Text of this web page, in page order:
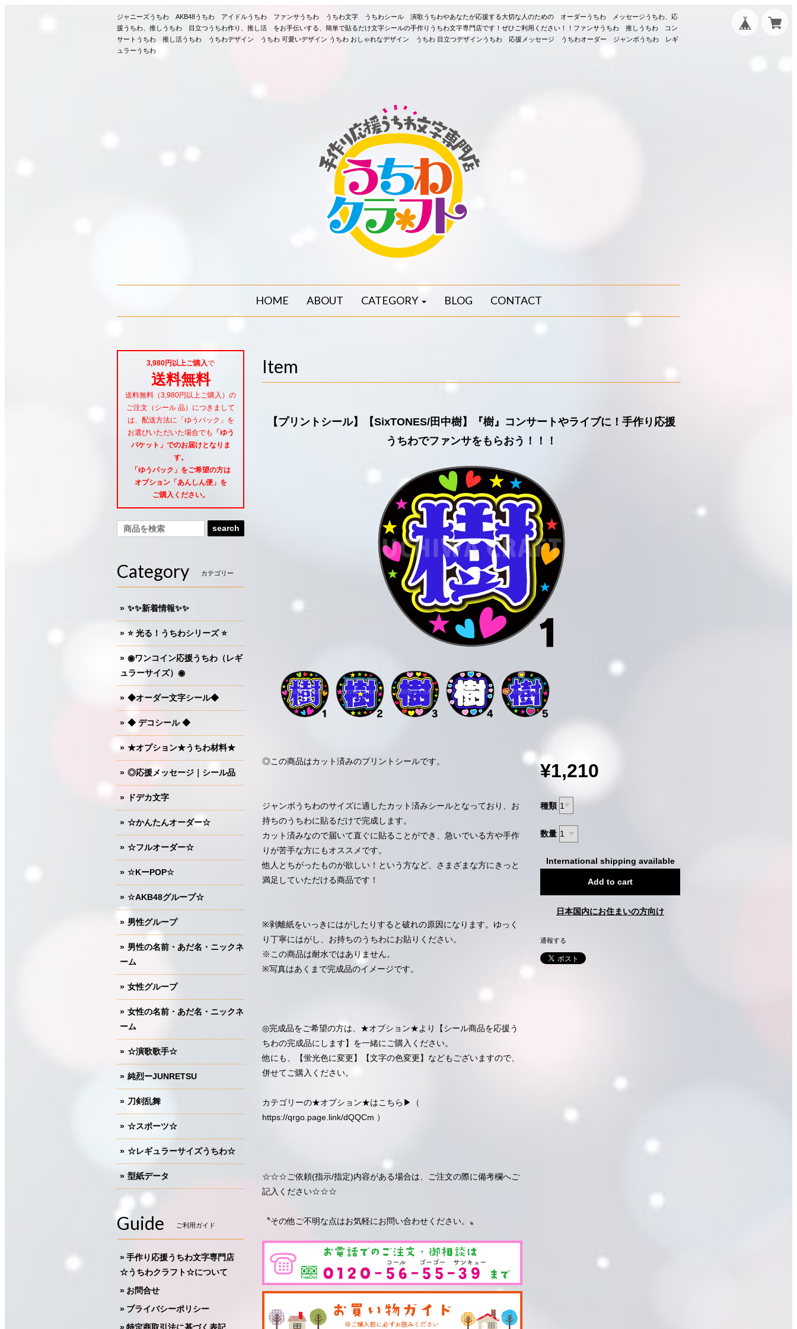
ジャニーズうちわ AKB48うちわ アイドルうちわ ファンサうちわ うちわ文字 うちわシール 演歌うちわやあなたが応援する大切な人のための オーダーうちわ メッセージうちわ、応
援うちわ、推しうちわ 目立つうちわ作り、推し活 をお手伝いする、簡単で貼るだけ文字シールの手作りうちわ文字専門店です！ぜひご利用ください！！ファンサうちわ 推しうちわ コン
サートうちわ 推し活うちわ うちわデザイン うちわ 可愛いデザイン うちわ おしゃれなデザイン うちわ 目立つデザインうちわ 応援メッセージ うちわオーダー ジャンボうちわ レギ
ュラーうちわ
HOME ABOUT CATEGORY BLOG CONTACT
Item
【プリントシール】【SixTONES/田中樹】『樹』コンサートやライブに！手作り応援
うちわでファンサをもらおう！！！
◎この商品はカット済みのプリントシールです。
ジャンボうちわのサイズに適したカット済みシールとなっており、お
持ちのうちわに貼るだけで完成します。
カット済みなので届いて直ぐに貼ることができ、急いでいる方や手作
りが苦手な方にもオススメです。
他人とちがったものが欲しい！という方など、さまざまな方にきっと
満足していただける商品です！
※剥離紙をいっきにはがしたりすると破れの原因になります。ゆっく
り丁寧にはがし、お持ちのうちわにお貼りください。
※この商品は耐水ではありません。
※写真はあくまで完成品のイメージです。
◎完成品をご希望の方は、★オプション★より【シール商品を応援う
ちわの完成品にします】を一緒にご購入ください。
他にも、【蛍光色に変更】【文字の色変更】などもございますので、
併せてご購入ください。
カテゴリーの★オプション★はこちら▶︎（
https://qrgo.page.link/dQQCm ）
☆☆☆ご依頼(指示/指定)内容がある場合は、ご注文の際に備考欄へご
記入ください☆☆☆
〝その他ご不明な点はお気軽にお問い合わせください。〟
¥1,210
種類
数量
International shipping available
Add to cart
日本国内にお住まいの方向け
通報する
3,980円以上ご購入で
送料無料
送料無料（3,980円以上ご購入）の
ご注文（シール 品）につきまして
は、配送方法に「ゆうパック」を
お選びいただいた場合でも
「ゆう
パケット」でのお届けとなりま
す。
「ゆうパック」をご希望の方は
オプション「あんしん便」 を
ご購入ください。
search
Category カテゴリー
✨✨新着情報✨✨
⭐️ 光る！うちわシリーズ ⭐️
◉ワンコイン応援うちわ（レギ
ュラーサイズ）◉
◆オーダー文字シール◆
◆ デコシール ◆
★オプション★うちわ材料★
◎応援メッセージ｜シール品
ドデカ文字
☆かんたんオーダー☆
☆フルオーダー☆
☆KーPOP☆
☆AKB48グループ☆
男性グループ
男性の名前・あだ名・ニックネ
ーム
女性グループ
女性の名前・あだ名・ニックネ
ーム
☆演歌歌手☆
純烈ーJUNRETSU
刀剣乱舞
☆スポーツ☆
☆レギュラーサイズうちわ☆
型紙データ
Guide ご利用ガイド
手作り応援うちわ文字専門店
☆うちわクラフト☆について
お問合せ
プライバシーポリシー